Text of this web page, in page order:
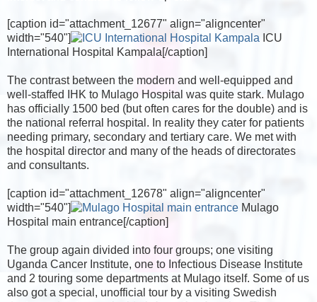
[caption id="attachment_12677" align="aligncenter"
width="540"]
ICU
International Hospital Kampala[/caption]
The contrast between the modern and well-equipped and
well-staffed IHK to Mulago Hospital was quite stark. Mulago
has officially 1500 bed (but often cares for the double) and is
the national referral hospital. In reality they cater for patients
needing primary, secondary and tertiary care. We met with
the hospital director and many of the heads of directorates
and consultants.
[caption id="attachment_12678" align="aligncenter"
width="540"]
Mulago
Hospital main entrance[/caption]
The group again divided into four groups; one visiting
Uganda Cancer Institute, one to Infectious Disease Institute
and 2 touring some departments at Mulago itself. Some of us
also got a special, unofficial tour by a visiting Swedish